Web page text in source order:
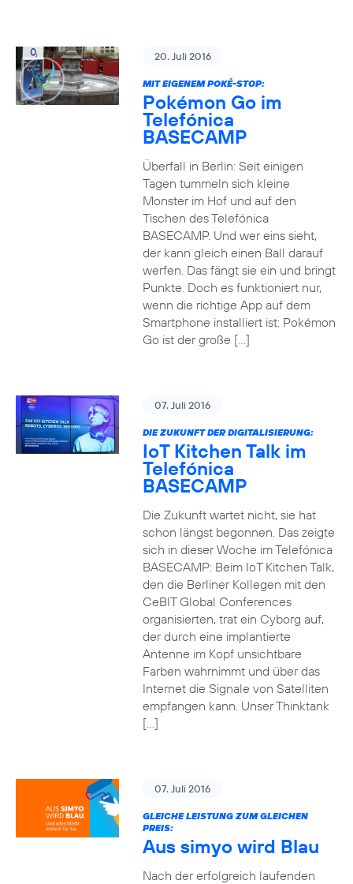
20. Juli 2016
MIT EIGENEM POKÉ-STOP:
Pokémon Go im
Telefónica
BASECAMP
Überfall in Berlin: Seit einigen
Tagen tummeln sich kleine
Monster im Hof und auf den
Tischen des Telefónica
BASECAMP. Und wer eins sieht,
der kann gleich einen Ball darauf
werfen. Das fängt sie ein und bringt
Punkte. Doch es funktioniert nur,
wenn die richtige App auf dem
Smartphone installiert ist: Pokémon
Go ist der große […]
07. Juli 2016
DIE ZUKUNFT DER DIGITALISIERUNG:
IoT Kitchen Talk im
Telefónica
BASECAMP
Die Zukunft wartet nicht, sie hat
schon längst begonnen. Das zeigte
sich in dieser Woche im Telefónica
BASECAMP: Beim IoT Kitchen Talk,
den die Berliner Kollegen mit den
CeBIT Global Conferences
organisierten, trat ein Cyborg auf,
der durch eine implantierte
Antenne im Kopf unsichtbare
Farben wahrnimmt und über das
Internet die Signale von Satelliten
empfangen kann. Unser Thinktank
[…]
07. Juli 2016
GLEICHE LEISTUNG ZUM GLEICHEN
PREIS:
Aus simyo wird Blau
Nach der erfolgreich laufenden